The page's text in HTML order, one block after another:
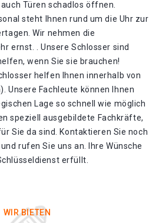
Türen schadlos öffnen.
steht Ihnen rund um die Uhr zur
Wir nehmen die
ernst. . Unsere Schlosser sind
wenn Sie sie brauchen!
helfen Ihnen innerhalb von
Unsere Fachleute können Ihnen
Lage so schnell wie möglich
speziell ausgebildete Fachkräfte,
Sie da sind. Kontaktieren Sie noch
rufen Sie uns an. Ihre Wünsche
erfüllt.
WIR BIETEN